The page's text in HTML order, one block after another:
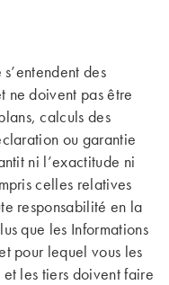
des
ne doivent pas être
calculs des
ou garantie
ni l’exactitude ni
celles relatives
responsabilité en la
que les Informations
pour lequel vous les
et les tiers doivent faire